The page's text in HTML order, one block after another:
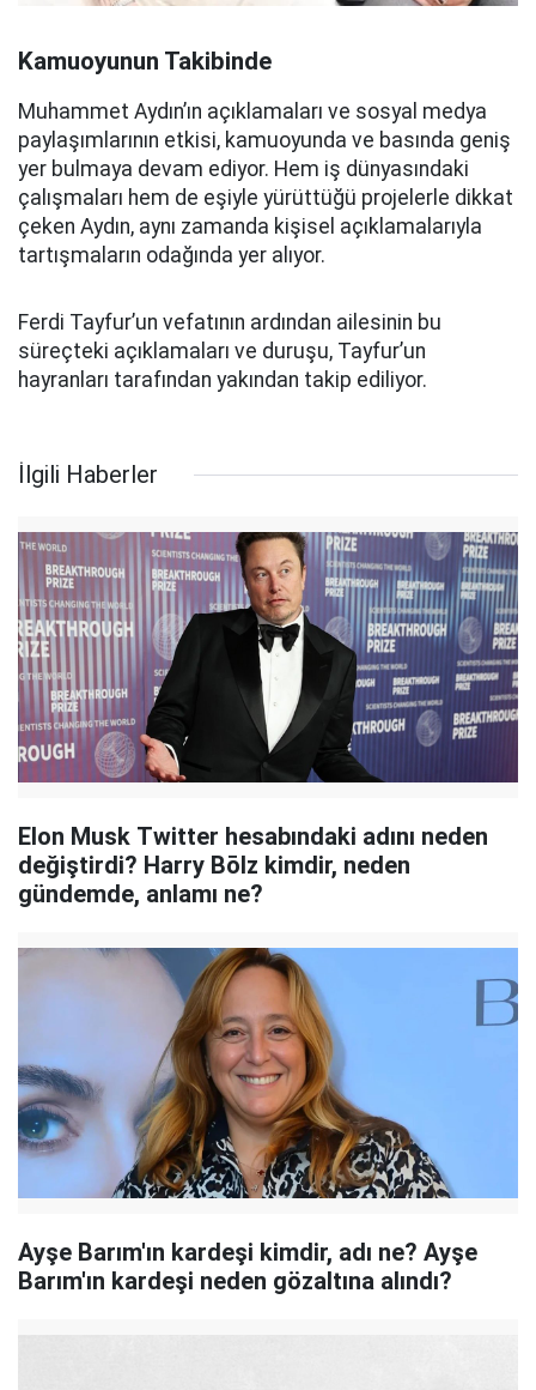
Kamuoyunun Takibinde
Muhammet Aydın’ın açıklamaları ve sosyal medya
paylaşımlarının etkisi, kamuoyunda ve basında geniş
yer bulmaya devam ediyor. Hem iş dünyasındaki
çalışmaları hem de eşiyle yürüttüğü projelerle dikkat
çeken Aydın, aynı zamanda kişisel açıklamalarıyla
tartışmaların odağında yer alıyor.
Ferdi Tayfur’un vefatının ardından ailesinin bu
süreçteki açıklamaları ve duruşu, Tayfur’un
hayranları tarafından yakından takip ediliyor.
İlgili Haberler
Elon Musk Twitter hesabındaki adını neden
değiştirdi? Harry Bōlz kimdir, neden
gündemde, anlamı ne?
Ayşe Barım'ın kardeşi kimdir, adı ne? Ayşe
Barım'ın kardeşi neden gözaltına alındı?